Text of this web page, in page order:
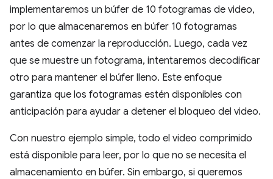
implementaremos un búfer de 10 fotogramas de video,
por lo que almacenaremos en búfer 10 fotogramas
antes de comenzar la reproducción. Luego, cada vez
que se muestre un fotograma, intentaremos decodificar
otro para mantener el búfer lleno. Este enfoque
garantiza que los fotogramas estén disponibles con
anticipación para ayudar a detener el bloqueo del video.
Con nuestro ejemplo simple, todo el video comprimido
está disponible para leer, por lo que no se necesita el
almacenamiento en búfer. Sin embargo, si queremos